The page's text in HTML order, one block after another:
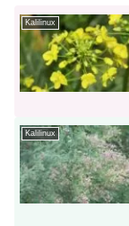
Kalilinux
Kalilinux